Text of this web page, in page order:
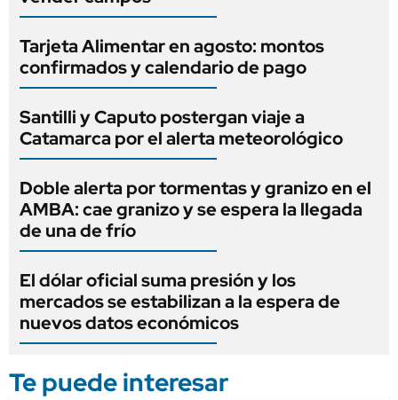
Tarjeta Alimentar en agosto: montos
confirmados y calendario de pago
Santilli y Caputo postergan viaje a
Catamarca por el alerta meteorológico
Doble alerta por tormentas y granizo en el
AMBA: cae granizo y se espera la llegada
de una de frío
El dólar oficial suma presión y los
mercados se estabilizan a la espera de
nuevos datos económicos
Te puede interesar